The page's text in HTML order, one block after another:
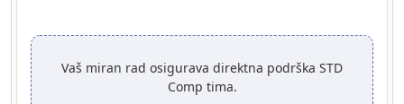
Vaš miran rad osigurava direktna podrška STD
Comp tima.